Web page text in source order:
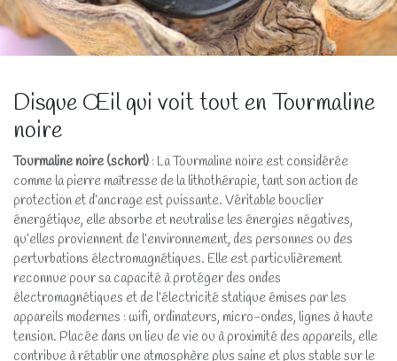
Disque Œil qui voit tout en Tourmaline
noire
Tourmaline noire (schorl) : La Tourmaline noire est considérée
comme la pierre maîtresse de la lithothérapie, tant son action de
protection et d’ancrage est puissante. Véritable bouclier
énergétique, elle absorbe et neutralise les énergies négatives,
qu’elles proviennent de l’environnement, des personnes ou des
perturbations électromagnétiques. Elle est particulièrement
reconnue pour sa capacité à protéger des ondes
électromagnétiques et de l’électricité statique émises par les
appareils modernes : wifi, ordinateurs, micro-ondes, lignes à haute
tension. Placée dans un lieu de vie ou à proximité des appareils, elle
contribue à rétablir une atmosphère plus saine et plus stable sur le